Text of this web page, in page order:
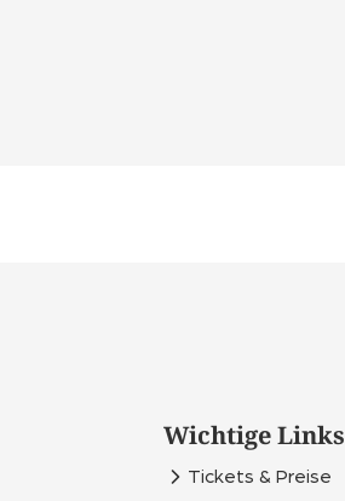
Wichtige Links
Tickets & Preise